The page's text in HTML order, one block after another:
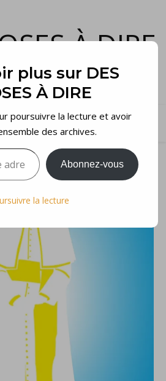
À DIRE
et voilà…
plus sur DES
À DIRE
poursuivre la lecture et avoir
des archives.
e-mail…
Abonnez-vous
la lecture